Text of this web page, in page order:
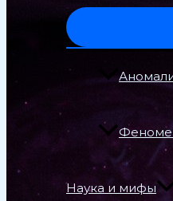
Наука и мифы